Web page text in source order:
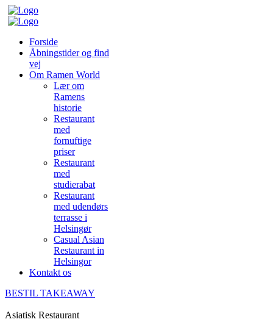
Forside
Åbningstider og find
vej
Om Ramen World
Lær om
Ramens
historie
Restaurant
med
fornuftige
priser
Restaurant
med
studierabat
Restaurant
med udendørs
terrasse i
Helsingør
Casual Asian
Restaurant in
Helsingor
Kontakt os
BESTIL TAKEAWAY
Asiatisk Restaurant